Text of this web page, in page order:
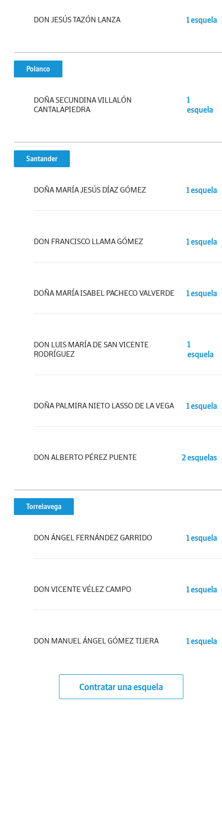
DON JESÚS TAZÓN LANZA 1 esquela
Polanco
DOÑA SECUNDINA VILLALÓN
CANTALAPIEDRA
1
esquela
Santander
DOÑA MARÍA JESÚS DÍAZ GÓMEZ 1 esquela
DON FRANCISCO LLAMA GÓMEZ 1 esquela
DOÑA MARÍA ISABEL PACHECO VALVERDE 1 esquela
DON LUIS MARÍA DE SAN VICENTE
RODRÍGUEZ
1
esquela
DOÑA PALMIRA NIETO LASSO DE LA VEGA 1 esquela
DON ALBERTO PÉREZ PUENTE 2 esquelas
Torrelavega
DON ÁNGEL FERNÁNDEZ GARRIDO 1 esquela
DON VICENTE VÉLEZ CAMPO 1 esquela
DON MANUEL ÁNGEL GÓMEZ TIJERA 1 esquela
Contratar una esquela